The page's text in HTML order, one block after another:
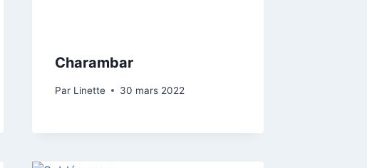
Charambar
Par Linette 30 mars 2022